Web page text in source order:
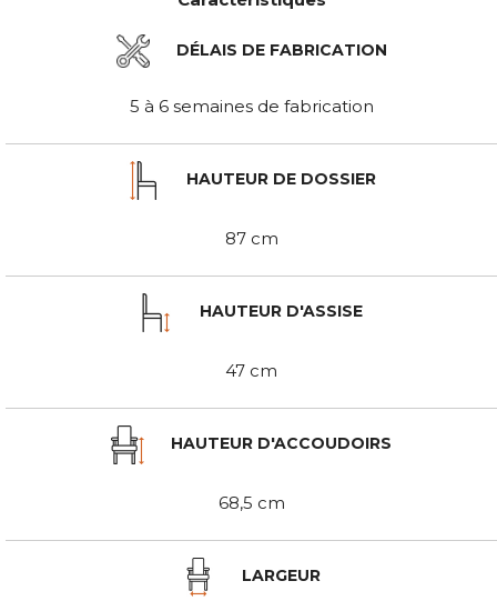
DÉLAIS DE FABRICATION
5 à 6 semaines de fabrication
HAUTEUR DE DOSSIER
87 cm
HAUTEUR D'ASSISE
47 cm
HAUTEUR D'ACCOUDOIRS
68,5 cm
LARGEUR